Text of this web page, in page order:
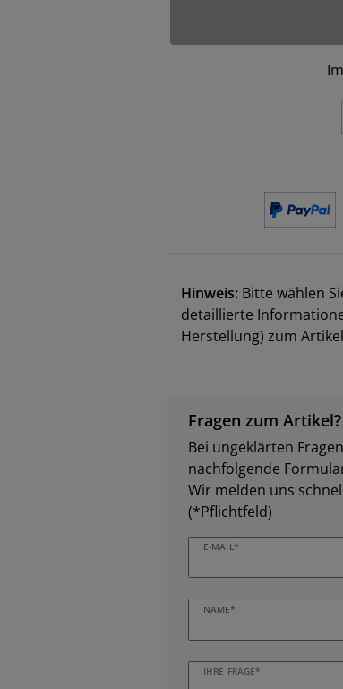
Hinweis: Bitte wählen
detaillierte
Herstellung) zum
Fragen zum Artikel?
Bei ungeklärten
nachfolgende
Wir melden uns
(*Pflichtfeld)
E-MAIL*
NAME*
IHRE FRAGE*